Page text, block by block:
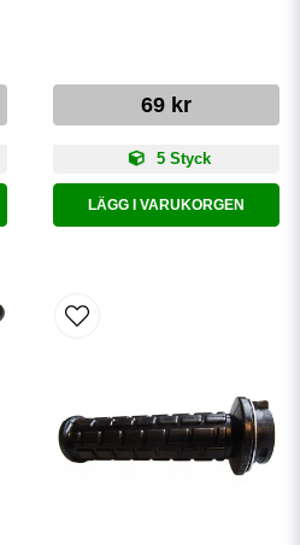
69 kr
5 Styck
LÄGG I VARUKORGEN